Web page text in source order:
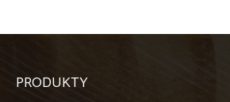
PRODUKTY